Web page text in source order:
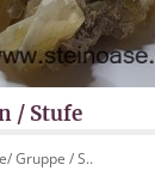
/ Stufe
Gruppe / S..